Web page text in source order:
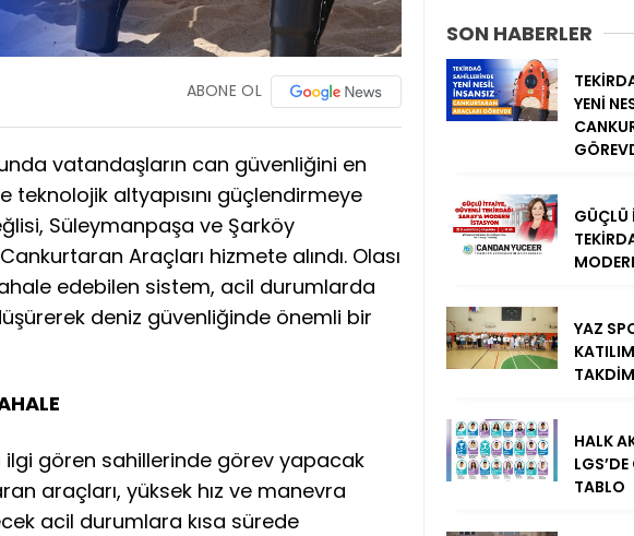
ABONE OL
vatandaşların can güvenliğini en
altyapısını güçlendirmeye
Süleymanpaşa ve Şarköy
Araçları hizmete alındı. Olası
edebilen sistem, acil durumlarda
deniz güvenliğinde önemli bir
ilgi gören sahillerinde görev yapacak
araçları, yüksek hız ve manevra
acil durumlara kısa sürede
SON HABERLER
YENİ
GÜÇLÜ
YAZ
HALK
TABLO